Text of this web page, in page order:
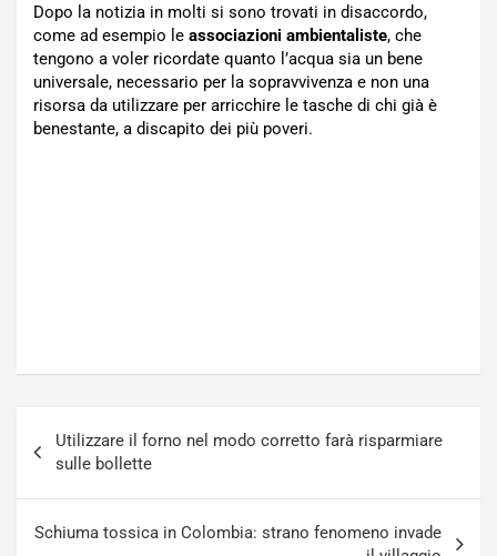
Dopo la notizia in molti si sono trovati in disaccordo,
come ad esempio le associazioni ambientaliste, che
tengono a voler ricordate quanto l’acqua sia un bene
universale, necessario per la sopravvivenza e non una
risorsa da utilizzare per arricchire le tasche di chi già è
benestante, a discapito dei più poveri.
articoli
Utilizzare il forno nel modo corretto farà risparmiare
sulle bollette
Schiuma tossica in Colombia: strano fenomeno invade